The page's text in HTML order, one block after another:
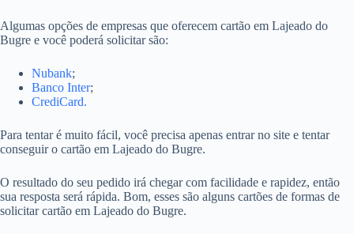
Algumas opções de empresas que oferecem cartão em Lajeado do
Bugre e você poderá solicitar são:
Nubank;
Banco Inter;
CrediCard.
Para tentar é muito fácil, você precisa apenas entrar no site e tentar
conseguir o cartão em Lajeado do Bugre.
O resultado do seu pedido irá chegar com facilidade e rapidez, então
sua resposta será rápida. Bom, esses são alguns cartões de formas de
solicitar cartão em Lajeado do Bugre.